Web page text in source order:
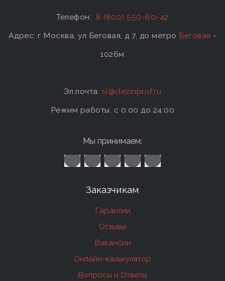
Телефон: 8 (800) 550-60-42
Адрес: г Москва, ул Беговая, д 7, до метро Беговая -
1026м
Эл.почта: sl@dezinprof.ru
Режим работы: c 0:00 до 24:00
Мы принимаем:
Заказчикам
Гарантии
Отзывы
Вакансии
Онлайн-калькулятор
Вопросы и Ответы